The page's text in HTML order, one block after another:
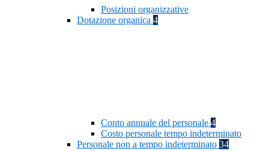
Posizioni organizzative
Dotazione organica 4
Conto annuale del personale 4
Costo personale tempo indeterminato
Personale non a tempo indeterminato 34